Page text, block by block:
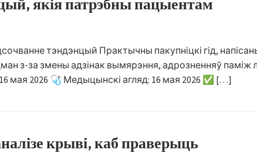
тэндэнцый Практычны пакупніцкі гід,
з-за змены адзінак вымярэння, адрозненняў паміж
мая 2026 🩺 Медыцынскі агляд: 16 мая 2026 ✅ […]
крыві, каб праверыць